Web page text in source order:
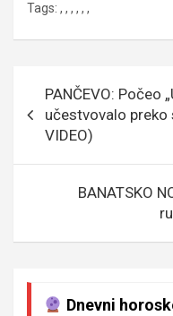
ce
o
o
k
Tags: , , , , , ,
Кретање
чланка
PANČEVO: Počeo
učestvovalo preko
VIDEO)
BANATSKO
Dnevni